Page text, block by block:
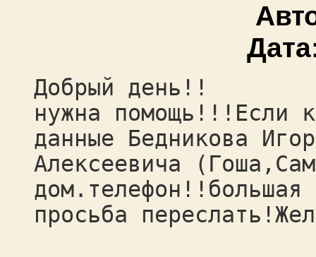
Добрый день!!
нужна помощь!!!Если
данные Бедникова
Алексеевича
дом.телефон!!большая
просьба